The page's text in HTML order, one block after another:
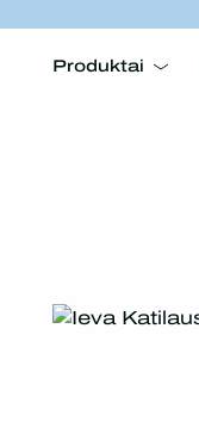
Produktai